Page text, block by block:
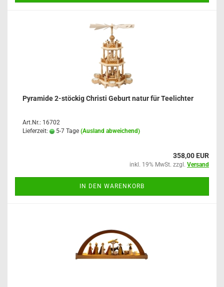
Pyramide 2-stöckig Christi Geburt natur für Teelichter
Art.Nr.: 16702
Lieferzeit:
5-7 Tage (Ausland abweichend)
358,00 EUR
inkl. 19% MwSt. zzgl. Versand
IN DEN WARENKORB